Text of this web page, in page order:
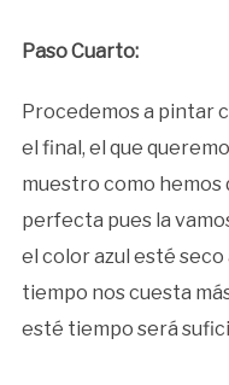
Paso Cuarto:
Procedemos a pintar
el final, el que
muestro como hemos
perfecta pues la
el color azul esté
tiempo nos cuesta
esté tiempo será